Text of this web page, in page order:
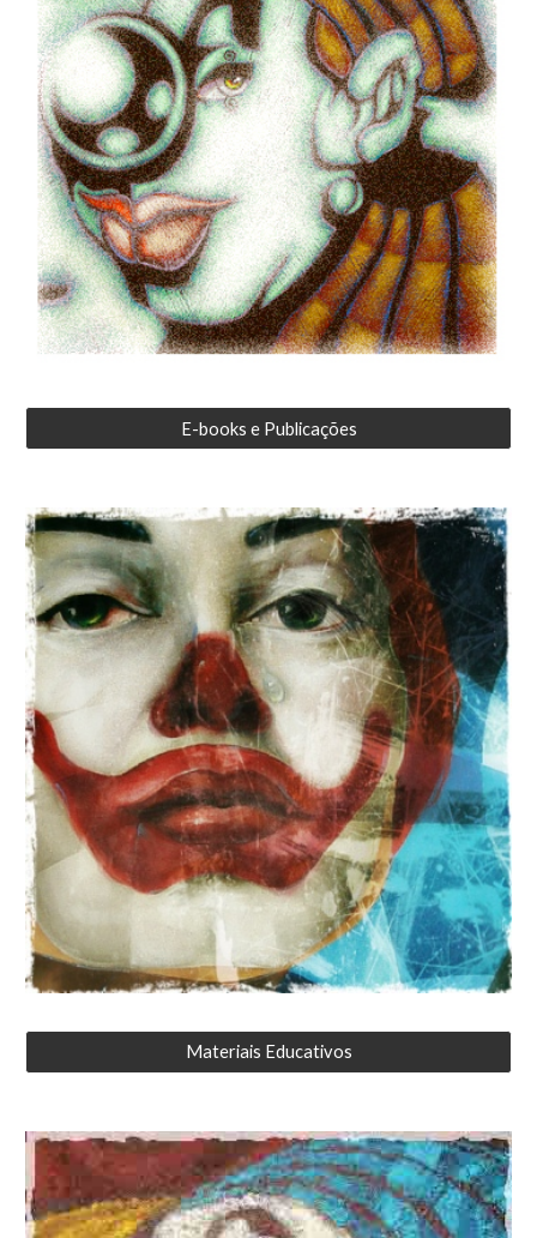
E-books e Publicações
Materiais Educativos